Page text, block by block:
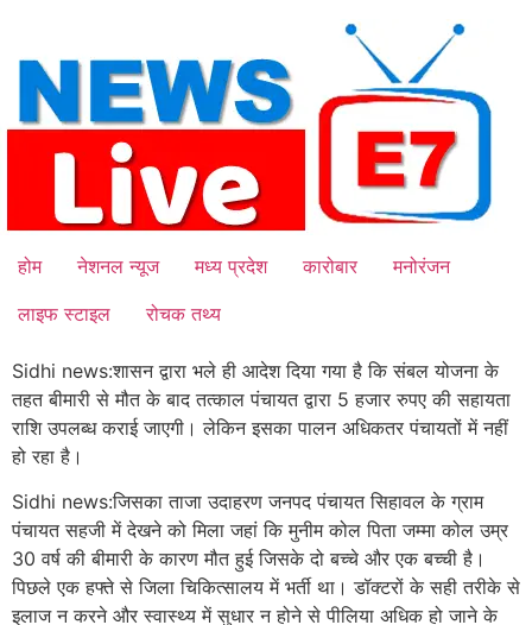
content
होम नेशनल न्यूज मध्य प्रदेश कारोबार
मनोरंजन
लाइफ स्टाइल
रोचक तथ्य
Sidhi news:शासन द्वारा भले ही आदेश दिया गया है कि संबल योजना के
तहत बीमारी से मौत के बाद तत्काल पंचायत द्वारा 5 हजार रुपए की सहायता
राशि उपलब्ध कराई जाएगी। लेकिन इसका पालन अधिकतर पंचायतों में नहीं
हो रहा है।
Sidhi news:जिसका ताजा उदाहरण जनपद पंचायत सिहावल के ग्राम
पंचायत सहजी में देखने को मिला जहां कि मुनीम कोल पिता जम्मा कोल उम्र
30 वर्ष की बीमारी के कारण मौत हुईजिसके दो बच्चे और एक बच्ची है।
पिछले एक हफ्ते से जिला चिकित्सालय में भर्ती था। डॉक्टरों के सही तरीके से
इलाज न करने और स्वास्थ्य में सुधार न होने से पीलिया अधिक हो जाने के